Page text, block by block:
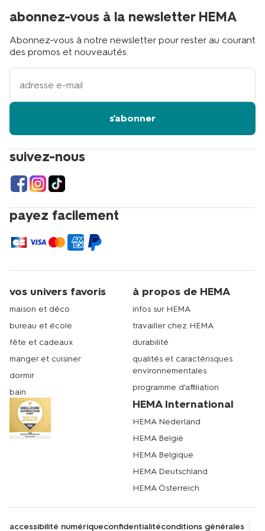
suivez-nous
payez facilement
abonnez-vous à la newsletter HEMA
Abonnez-vous à notre newsletter pour rester au courant
des promos et nouveautés.
votre
adresse
s'abonner
vos univers favoris
maison et déco
bureau et école
fête et cadeaux
manger et cuisiner
dormir
bain
à propos de HEMA
infos sur HEMA
travailler chez HEMA
durabilité
qualités et caractérisques
environnementales
programme d'affiliation
HEMA International
HEMA Nederland
HEMA België
HEMA Belgique
HEMA Deutschland
HEMA Österreich
accessibilité numériqueconfidentialitéconditions générales